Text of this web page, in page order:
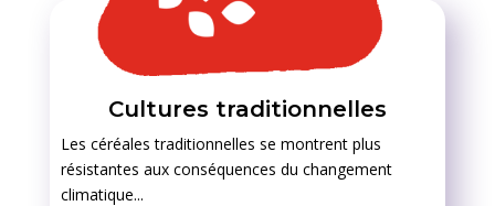
Cultures traditionnelles
Les céréales traditionnelles se montrent plus
résistantes aux conséquences du changement
climatique...